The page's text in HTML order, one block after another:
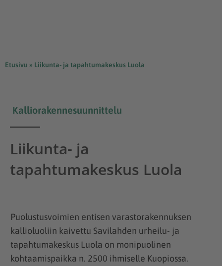
Etusivu » Liikunta- ja tapahtumakeskus Luola
Kalliorakennesuunnittelu
Liikunta- ja
tapahtumakeskus Luola
Puolustusvoimien entisen varastorakennuksen
kallioluoliin kaivettu Savilahden urheilu- ja
tapahtumakeskus Luola on monipuolinen
kohtaamispaikka n. 2500 ihmiselle Kuopiossa.